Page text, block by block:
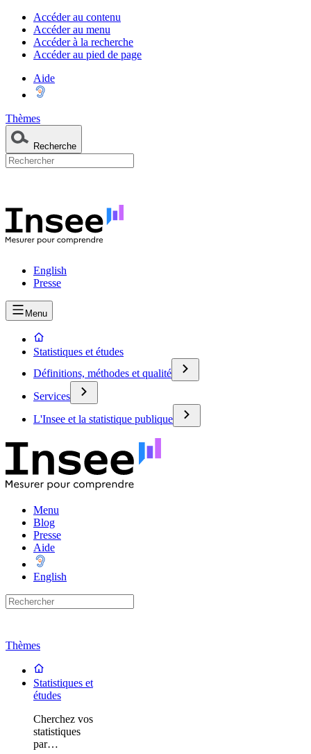
Accéder au contenu
Accéder au menu
Accéder à la recherche
Accéder au pied de page
Aide
Thèmes
Recherche
English
Presse
Menu
Statistiques et études
Définitions, méthodes et qualité
Services
L'Insee et la statistique publique
Menu
Blog
Presse
Aide
English
Thèmes
Statistiques et
études
Cherchez vos
statistiques
par…